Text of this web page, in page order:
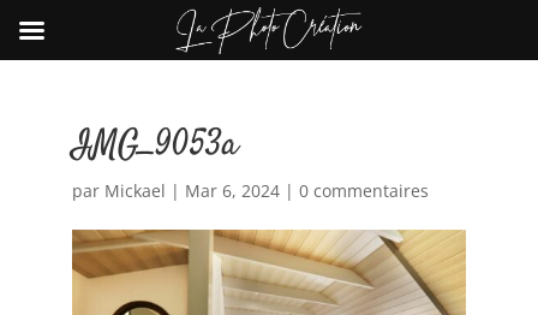
IMG_9053a
par Mickael | Mar 6, 2024| 0 commentaires